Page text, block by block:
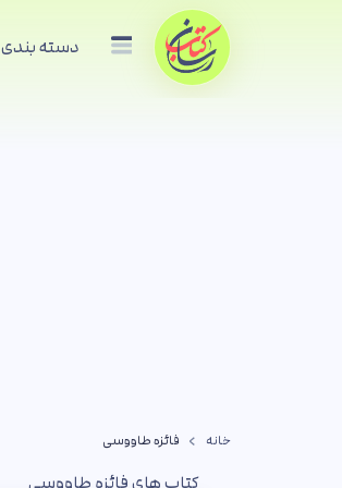
دسته بندی
خانه فائزه طاووسی
کتاب های فائزه طاووسی